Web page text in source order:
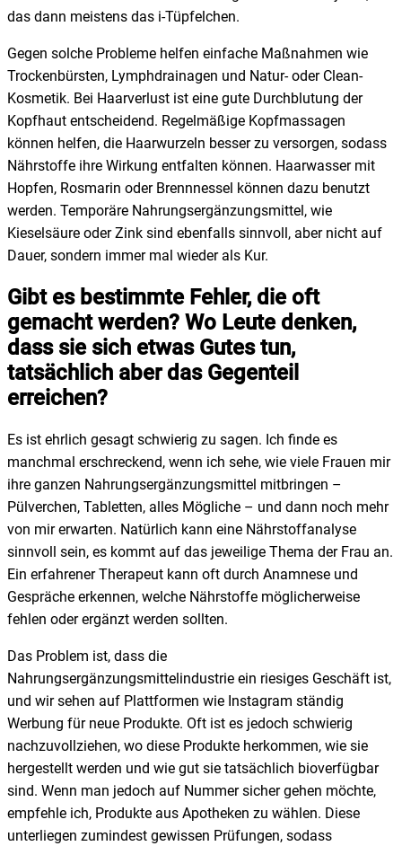
das dann meistens das i-Tüpfelchen.
Gegen solche Probleme helfen einfache Maßnahmen wie
Trockenbürsten, Lymphdrainagen und Natur- oder Clean-
Kosmetik. Bei Haarverlust ist eine gute Durchblutung der
Kopfhaut entscheidend. Regelmäßige Kopfmassagen
können helfen, die Haarwurzeln besser zu versorgen, sodass
Nährstoffe ihre Wirkung entfalten können. Haarwasser mit
Hopfen, Rosmarin oder Brennnessel können dazu benutzt
werden. Temporäre Nahrungsergänzungsmittel, wie
Kieselsäure oder Zink sind ebenfalls sinnvoll, aber nicht auf
Dauer, sondern immer mal wieder als Kur.
Gibt es bestimmte Fehler, die oft
gemacht werden? Wo Leute denken,
dass sie sich etwas Gutes tun,
tatsächlich aber das Gegenteil
erreichen?
Es ist ehrlich gesagt schwierig zu sagen. Ich finde es
manchmal erschreckend, wenn ich sehe, wie viele Frauen mir
ihre ganzen Nahrungsergänzungsmittel mitbringen –
Pülverchen, Tabletten, alles Mögliche – und dann noch mehr
von mir erwarten. Natürlich kann eine Nährstoffanalyse
sinnvoll sein, es kommt auf das jeweilige Thema der Frau an.
Ein erfahrener Therapeut kann oft durch Anamnese und
Gespräche erkennen, welche Nährstoffe möglicherweise
fehlen oder ergänzt werden sollten.
Das Problem ist, dass die
Nahrungsergänzungsmittelindustrie ein riesiges Geschäft ist,
und wir sehen auf Plattformen wie Instagram ständig
Werbung für neue Produkte. Oft ist es jedoch schwierig
nachzuvollziehen, wo diese Produkte herkommen, wie sie
hergestellt werden und wie gut sie tatsächlich bioverfügbar
sind. Wenn man jedoch auf Nummer sicher gehen möchte,
empfehle ich, Produkte aus Apotheken zu wählen. Diese
unterliegen zumindest gewissen Prüfungen, sodass